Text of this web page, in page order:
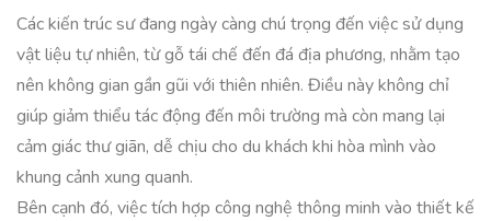
Các kiến trúc sư đang ngày càng chú trọng đến việc sử dụng
vật liệu tự nhiên, từ gỗ tái chế đến đá địa phương, nhằm tạo
nên không gian gần gũi với thiên nhiên. Điều này không chỉ
giúp giảm thiểu tác động đến môi trường mà còn mang lại
cảm giác thư giãn, dễ chịu cho du khách khi hòa mình vào
khung cảnh xung quanh.
Bên cạnh đó, việc tích hợp công nghệ thông minh vào thiết kế